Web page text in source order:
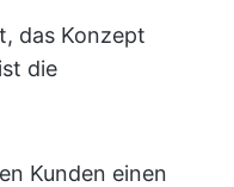
das Konzept
die
Kunden einen